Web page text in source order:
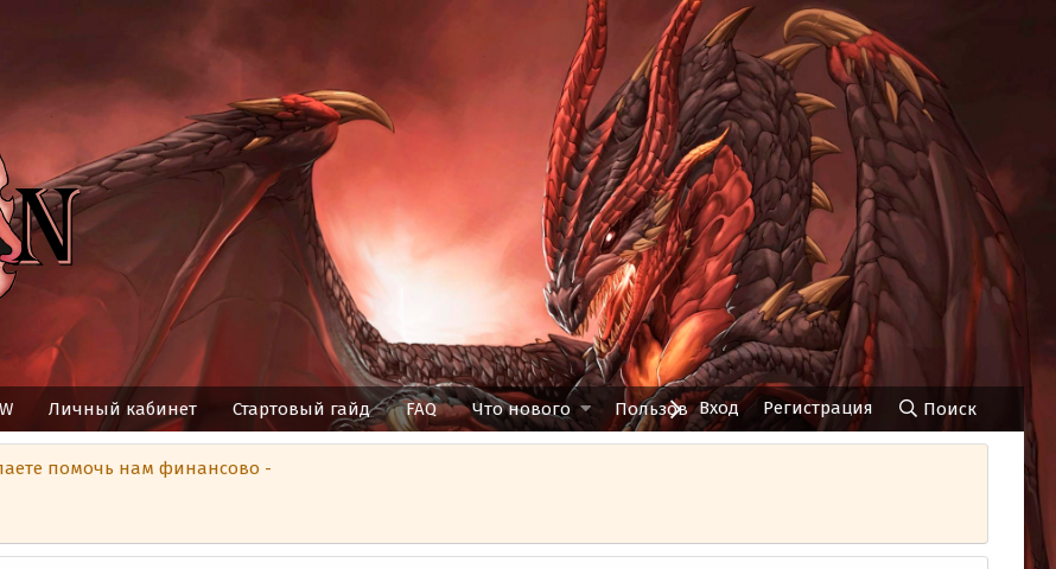
Личный кабинет Стартовый гайд FAQ Что нового Пользователи Чат
Вход Регистрация Поиск
помочь нам финансово -